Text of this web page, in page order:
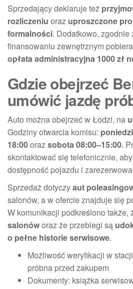
Sprzedający deklaruje też
rozliczeniu oraz uproszczone
formalności. Dodatkowo, zgodnie
finansowaniu zewnętrznym
opłata administracyjna 1000 zł
Gdzie obejrzeć
umówić jazdę
Auto można obejrzeć w Łodzi, na
Godziny otwarcia komisu:
18:00orazsobota 08:00–15:00.
skontaktować się telefonicznie,
dostępność pojazdu i
Sprzedaż dotyczyaut
salonów, a w ofercie znajduje się
W komunikacji podkreślono także,
salonóworaz że przebiegi są
o pełne historie serwisowe.
Możliwość weryfikacji w
próbna przed zakupem
Dokumenty: książka